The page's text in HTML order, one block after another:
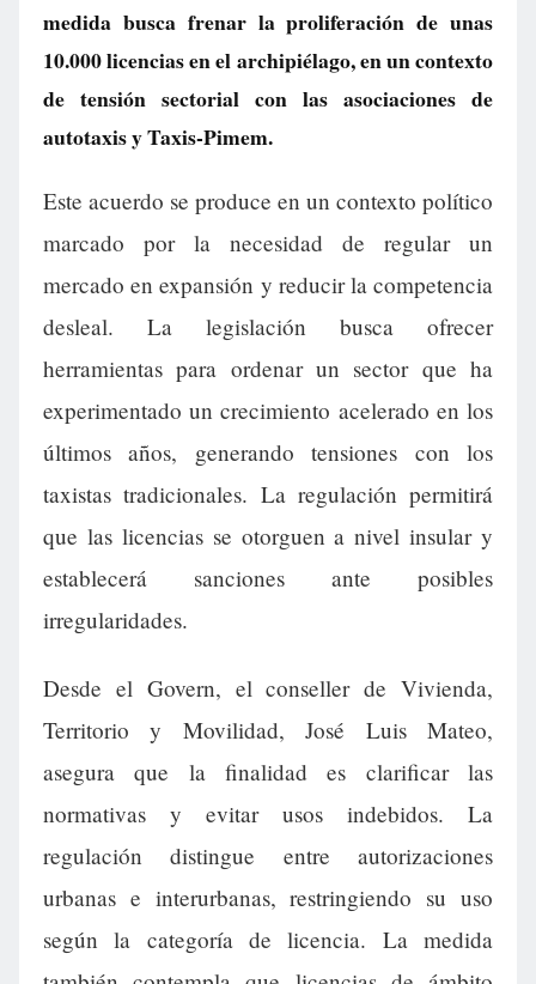
medida busca frenar la proliferación de unas
10.000 licencias en el archipiélago, en un contexto
de tensión sectorial con las asociaciones de
autotaxis y Taxis-Pimem.
Este acuerdo se produce en un contexto político
marcado por la necesidad de regular un
mercado en expansión y reducir la competencia
desleal. La legislación busca ofrecer
herramientas para ordenar un sector que ha
experimentado un crecimiento acelerado en los
últimos años, generando tensiones con los
taxistas tradicionales. La regulación permitirá
que las licencias se otorguen a nivel insular y
establecerá sanciones ante posibles
irregularidades.
Desde el Govern, el conseller de Vivienda,
Territorio y Movilidad, José Luis Mateo,
asegura que la finalidad es clarificar las
normativas y evitar usos indebidos. La
regulación distingue entre autorizaciones
urbanas e interurbanas, restringiendo su uso
según la categoría de licencia. La medida